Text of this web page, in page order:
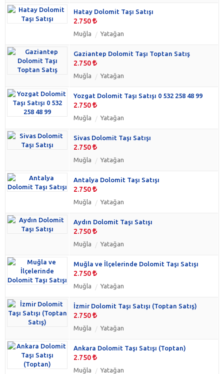
Hatay Dolomit Taşı Satışı
2.750
Muğla Yatağan
Gaziantep Dolomit Taşı Toptan Satış
2.750
Muğla Yatağan
Yozgat Dolomit Taşı Satışı 0 532 258 48 99
2.750
Muğla Yatağan
Sivas Dolomit Taşı Satışı
2.750
Muğla Yatağan
Antalya Dolomit Taşı Satışı
2.750
Muğla Yatağan
Aydın Dolomit Taşı Satışı
2.750
Muğla Yatağan
Muğla ve İlçelerinde Dolomit Taşı Satışı
2.750
Muğla Yatağan
İzmir Dolomit Taşı Satışı (Toptan Satış)
2.750
Muğla Yatağan
Ankara Dolomit Taşı Satışı (Toptan)
2.750
Muğla Yatağan